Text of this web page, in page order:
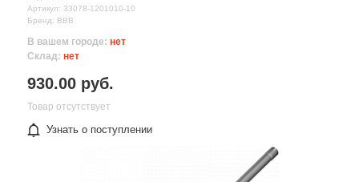
Артикул: 33078-1201010-10
Бренд: ВВВ
В вашем городе: нет
Склад: нет
930.00 руб.
Товар отсутствует
Узнать о поступлении